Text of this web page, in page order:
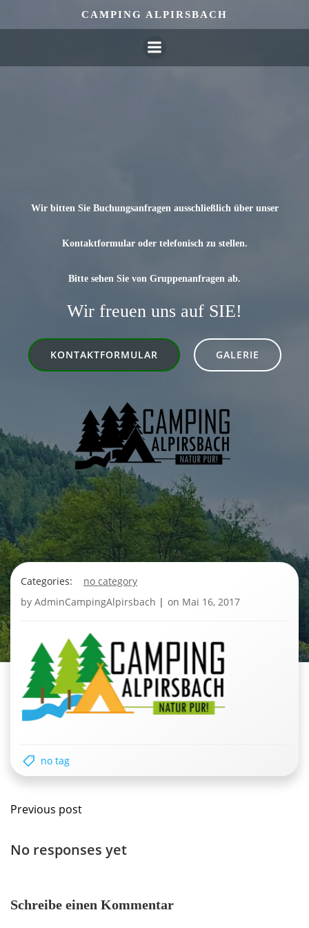
Zum
springen
CAMPING ALPIRSBACH
Wir bitten Sie Buchungsanfragen ausschließlich über unser
Kontaktformular oder telefonisch zu stellen.
Bitte sehen Sie von Gruppenanfragen ab.
Wir freuen uns auf SIE!
KONTAKTFORMULAR GALERIE
Categories:
no category
by AdminCampingAlpirsbach | on Mai 16, 2017
no tag
Post
navigation
Previous post
No responses yet
Schreibe einen Kommentar